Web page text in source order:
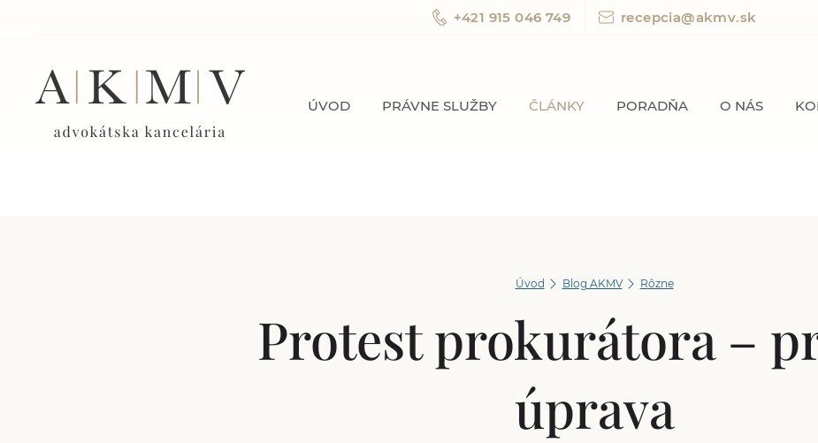
+421 915 046 749 recepcia@akmv.sk
ÚVOD PRÁVNE SLUŽBY ČLÁNKY PORADŇA O NÁS
Úvod Blog AKMV Rôzne
Protest prokurátora –
úprava